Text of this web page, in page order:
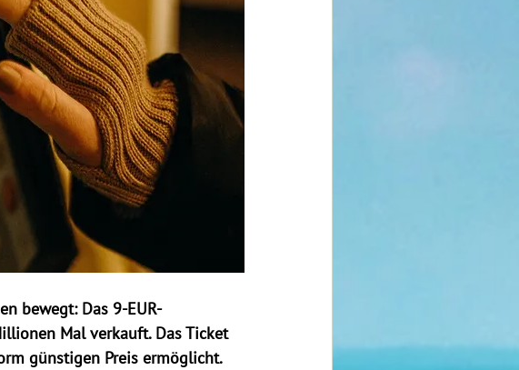
bewegt: Das 9-EUR-
Mal verkauft. Das Ticket
günstigen Preis ermöglicht.